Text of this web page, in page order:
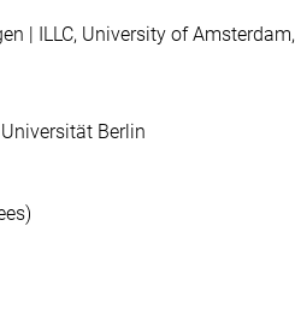
| ILLC, University of Amsterdam,
Berlin